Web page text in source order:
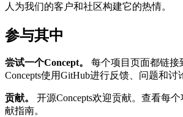
人为我们的客户和社区构建它的热情。
参与其中
尝试一个Concept。
每个项目页面都链接
Concepts使用GitHub进行反馈、问题和讨
贡献。
开源Concepts欢迎贡献。查看每
献指南。